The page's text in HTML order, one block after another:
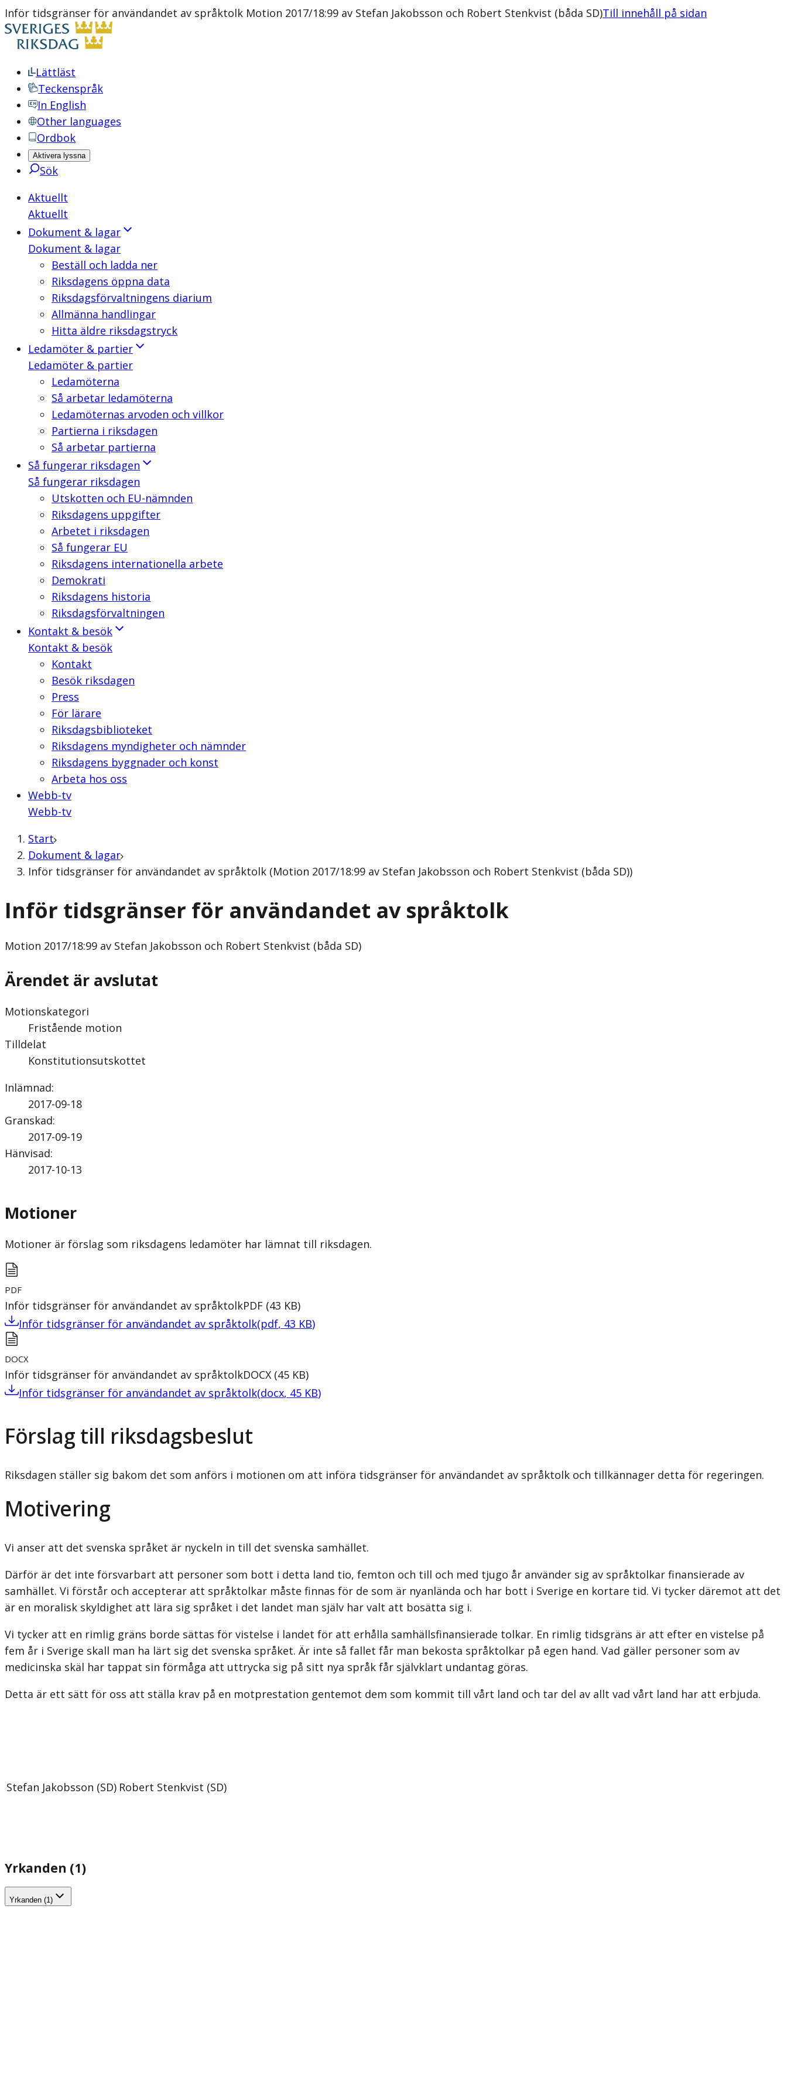
Inför tidsgränser för användandet av språktolk Motion 2017/18:99 av Stefan Jakobsson och Robert Stenkvist (båda SD)Till innehåll på sidan
Lättläst
Teckenspråk
In English
Other languages
Ordbok
Aktivera lyssna
Sök
Aktuellt
Aktuellt
Dokument & lagar
Dokument & lagar
Beställ och ladda ner
Riksdagens öppna data
Riksdagsförvaltningens diarium
Allmänna handlingar
Hitta äldre riksdagstryck
Ledamöter & partier
Ledamöter & partier
Ledamöterna
Så arbetar ledamöterna
Ledamöternas arvoden och villkor
Partierna i riksdagen
Så arbetar partierna
Så fungerar riksdagen
Så fungerar riksdagen
Utskotten och EU-nämnden
Riksdagens uppgifter
Arbetet i riksdagen
Så fungerar EU
Riksdagens internationella arbete
Demokrati
Riksdagens historia
Riksdagsförvaltningen
Kontakt & besök
Kontakt & besök
Kontakt
Besök riksdagen
Press
För lärare
Riksdagsbiblioteket
Riksdagens myndigheter och nämnder
Riksdagens byggnader och konst
Arbeta hos oss
Webb-tv
Webb-tv
Start
Dokument & lagar
Inför tidsgränser för användandet av språktolk (Motion 2017/18:99 av Stefan Jakobsson och Robert Stenkvist (båda SD))
Inför tidsgränser för användandet av språktolk
Motion 2017/18:99 av Stefan Jakobsson och Robert Stenkvist (båda SD)
Ärendet är avslutat
Motionskategori
Fristående motion
Tilldelat
Konstitutionsutskottet
Inlämnad:
2017-09-18
Granskad:
2017-09-19
Hänvisad:
2017-10-13
Motioner
Motioner är förslag som riksdagens ledamöter har lämnat till riksdagen.
PDF
Inför tidsgränser för användandet av språktolkPDF (43 KB)
Inför tidsgränser för användandet av språktolk(pdf, 43 KB)
DOCX
Inför tidsgränser för användandet av språktolkDOCX (45 KB)
Inför tidsgränser för användandet av språktolk(docx, 45 KB)
Förslag till riksdagsbeslut
Riksdagen ställer sig bakom det som anförs i motionen om att införa tidsgränser för användandet av språktolk och tillkännager detta för regeringen.
Motivering
Vi anser att det svenska språket är nyckeln in till det svenska samhället.
Därför är det inte försvarbart att personer som bott i detta land tio, femton och till och med tjugo år använder sig av språktolkar finansierade av
samhället. Vi förstår och accepterar att språktolkar måste finnas för de som är nyanlända och har bott i Sverige en kortare tid. Vi tycker däremot att det
är en moralisk skyldighet att lära sig språket i det landet man själv har valt att bosätta sig i.
Vi tycker att en rimlig gräns borde sättas för vistelse i landet för att erhålla samhällsfinansierade tolkar. En rimlig tidsgräns är att efter en vistelse på
fem år i Sverige skall man ha lärt sig det svenska språket. Är inte så fallet får man bekosta språktolkar på egen hand. Vad gäller personer som av
medicinska skäl har tappat sin förmåga att uttrycka sig på sitt nya språk får självklart undantag göras.
Detta är ett sätt för oss att ställa krav på en motprestation gentemot dem som kommit till vårt land och tar del av allt vad vårt land har att erbjuda.
Stefan Jakobsson (SD) Robert Stenkvist (SD)
Yrkanden (1)
Yrkanden (1)